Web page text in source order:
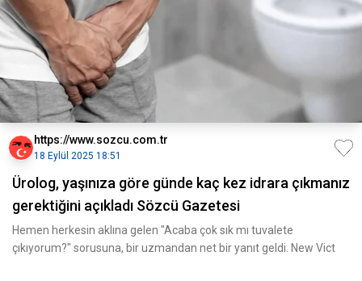
https://www.sozcu.com.tr
18 Eylül 2025 18:51
Ürolog, yaşınıza göre günde kaç kez idrara çıkmanız
gerektiğini açıkladı Sözcü Gazetesi
Hemen herkesin aklına gelen "Acaba çok sık mı tuvalete
çıkıyorum?" sorusuna, bir uzmandan net bir yanıt geldi. New Vict